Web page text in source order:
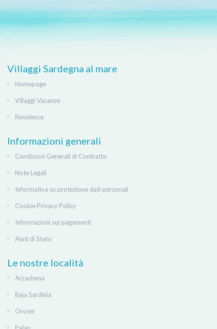
Villaggi Sardegna al mare
Homepage
Villaggi Vacanze
Residence
Informazioni generali
Condizioni Generali di Contratto
Note Legali
Informativa su protezione dati personali
Cookie Privacy Policy
Informazioni sui pagamenti
Aiuti di Stato
Le nostre località
Arzachena
Baja Sardinia
Orosei
Palau